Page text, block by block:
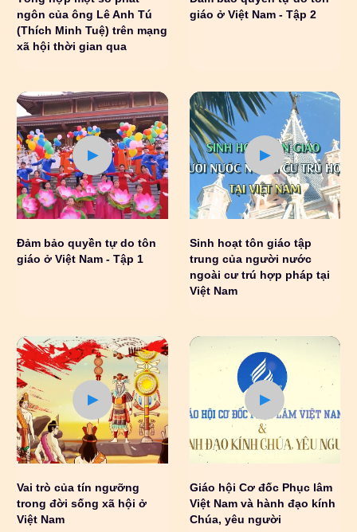
ngôn của ông Lê Anh Tú
(Thích Minh Tuệ) trên mạng
xã hội thời gian qua
giáo ở Việt Nam - Tập 2
Đảm bảo quyền tự do tôn
giáo ở Việt Nam - Tập 1
Sinh hoạt tôn giáo tập
trung của người nước
ngoài cư trú hợp pháp tại
Việt Nam
Vai trò của tín ngưỡng
trong đời sống xã hội ở
Việt Nam
Giáo hội Cơ đốc Phục lâm
Việt Nam và hành đạo kính
Chúa, yêu người